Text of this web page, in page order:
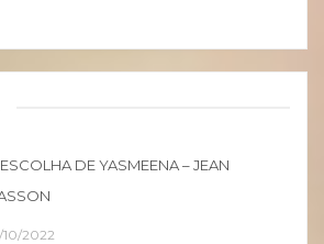
DE YASMEENA – JEAN
10/2022